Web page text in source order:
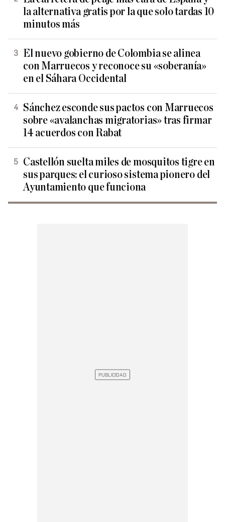
la alternativa gratis por la que solo tardas 10
minutos más
El nuevo gobierno de Colombia se alinea
con Marruecos y reconoce su «soberanía»
en el Sáhara Occidental
Sánchez esconde sus pactos con Marruecos
sobre «avalanchas migratorias» tras firmar
14 acuerdos con Rabat
Castellón suelta miles de mosquitos tigre en
sus parques: el curioso sistema pionero del
Ayuntamiento que funciona